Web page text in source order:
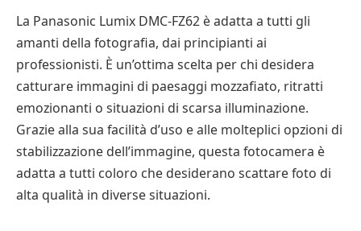
La Panasonic Lumix DMC-FZ62 è adatta a tutti gli
amanti della fotografia, dai principianti ai
professionisti. È un’ottima scelta per chi desidera
catturare immagini di paesaggi mozzafiato, ritratti
emozionanti o situazioni di scarsa illuminazione.
Grazie alla sua facilità d’uso e alle molteplici opzioni di
stabilizzazione dell’immagine, questa fotocamera è
adatta a tutti coloro che desiderano scattare foto di
alta qualità in diverse situazioni.